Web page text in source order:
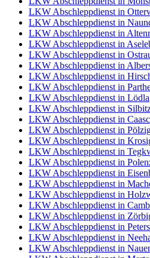
LKW Abschleppdienst in
LKW Abschleppdienst in
LKW Abschleppdienst in
LKW Abschleppdienst in
LKW Abschleppdienst in
LKW Abschleppdienst in
LKW Abschleppdienst in
LKW Abschleppdienst in
LKW Abschleppdienst in Lödla
LKW Abschleppdienst in
LKW Abschleppdienst in
LKW Abschleppdienst in
LKW Abschleppdienst in
LKW Abschleppdienst in
LKW Abschleppdienst in
LKW Abschleppdienst in
LKW Abschleppdienst in
LKW Abschleppdienst in
LKW Abschleppdienst in
LKW Abschleppdienst in
LKW Abschleppdienst in
LKW Abschleppdienst in
LKW Abschleppdienst in